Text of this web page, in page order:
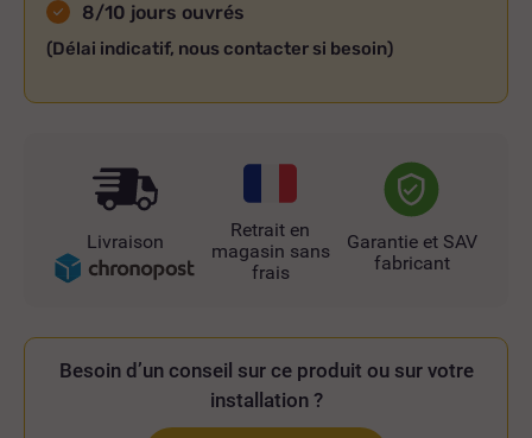
8/10 jours ouvrés
(Délai indicatif, nous contacter si besoin)
Livraison
Retrait en
magasin sans
frais
Garantie et SAV
fabricant
Besoin d’un conseil sur ce produit ou sur votre
installation ?